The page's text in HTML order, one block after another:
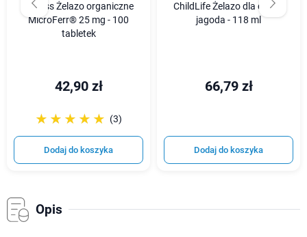
Aliness Żelazo organiczne
MicroFerr® 25 mg - 100
tabletek
42,90 zł
☆☆☆☆☆
★★★★★ (3)
Dodaj do koszyka
ChildLife Żelazo dla dzieci,
jagoda - 118 ml
66,79 zł
Dodaj do koszyka
Opis